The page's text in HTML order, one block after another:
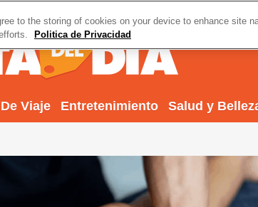
De Viaje Entretenimiento Salud y
to the storing of cookies on your device to enhance site
Politica de Privacidad